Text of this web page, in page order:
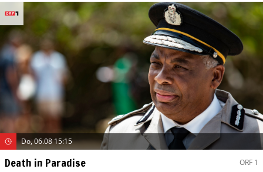
Do, 06.08 15:15
Death in Paradise ORF 1